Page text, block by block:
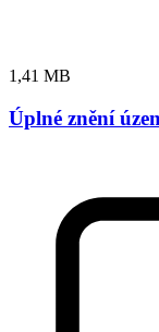
1,41 MB
Úplné znění